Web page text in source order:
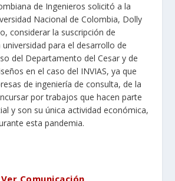
de Ingenieros solicitó a la
Nacional de Colombia, Dolly
considerar la suscripción de
para el desarrollo de
del Departamento del Cesar y de
en el caso del INVIAS, ya que
de ingeniería de consulta, de la
por trabajos que hacen parte
y son su única actividad económica,
esta pandemia.
Ver Comunicación